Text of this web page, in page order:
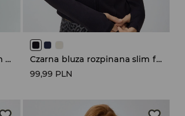
Rozpinana bluza z kapturem w szaro-granatową kratkę
Czarna bluza rozpinana slim fit z reglanowym rękawem
99,99 PLN